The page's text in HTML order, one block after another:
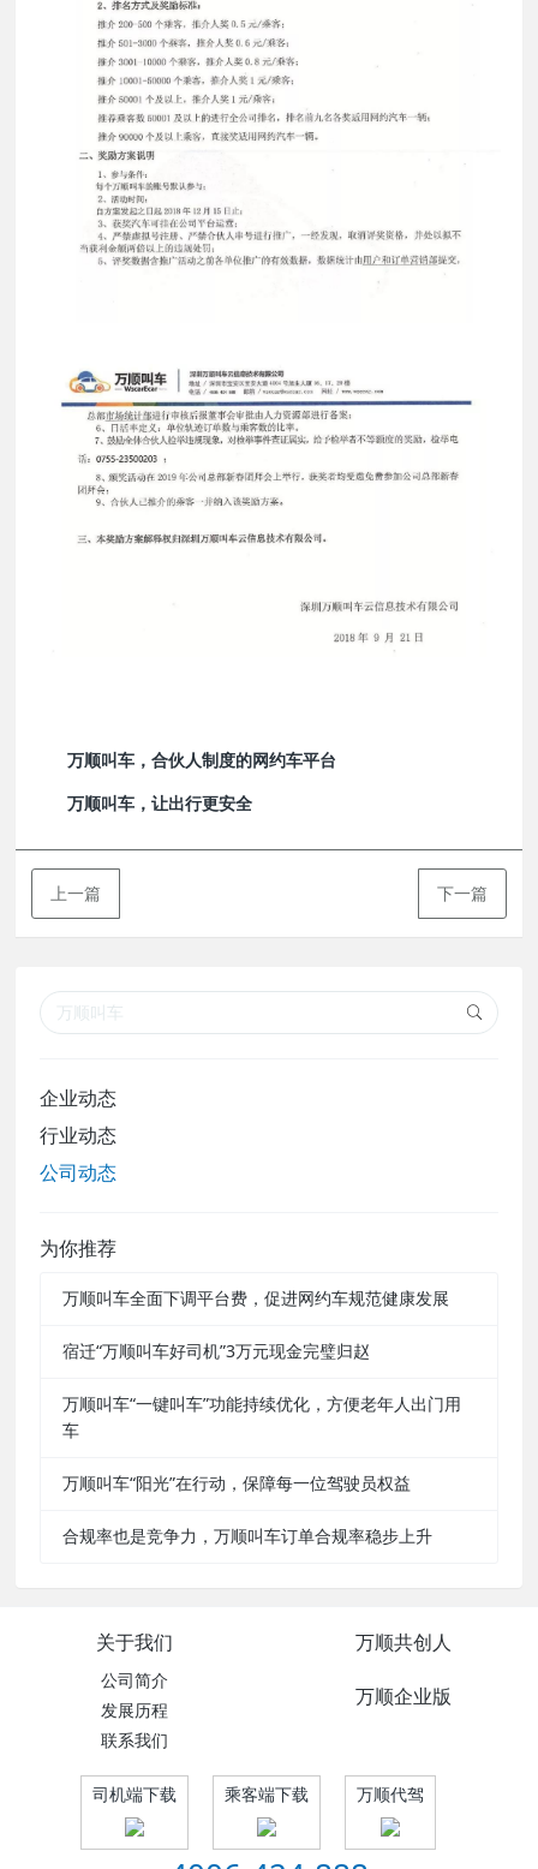
万顺叫车，合伙人制度的网约车平台
万顺叫车，让出行更安全
上一篇 下一篇
企业动态
行业动态
公司动态
为你推荐
万顺叫车全面下调平台费，促进网约车规范健康发展
宿迁“万顺叫车好司机”3万元现金完璧归赵
万顺叫车“一键叫车”功能持续优化，方便老年人出门用
车
万顺叫车“阳光”在行动，保障每一位驾驶员权益
合规率也是竞争力，万顺叫车订单合规率稳步上升
关于我们
公司简介
发展历程
联系我们
万顺共创人
万顺企业版
司机端下载 乘客端下载 万顺代驾